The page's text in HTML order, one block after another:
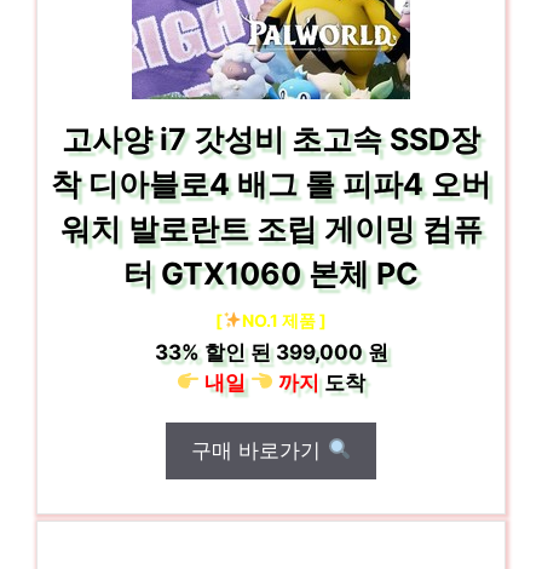
고사양 i7 갓성비 초고속 SSD장
착 디아블로4 배그 롤 피파4 오버
워치 발로란트 조립 게이밍 컴퓨
터 GTX1060 본체 PC
[ NO.1 제품 ]
33%할인 된399,000 원
내일
까지도착
구매 바로가기